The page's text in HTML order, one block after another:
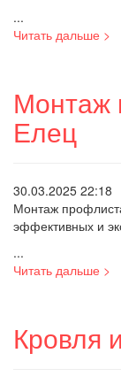
...
Читать дальше >
Монтаж
Елец
30.03.2025 22:18
Монтаж
эффективных и
...
Читать дальше >
Кровля